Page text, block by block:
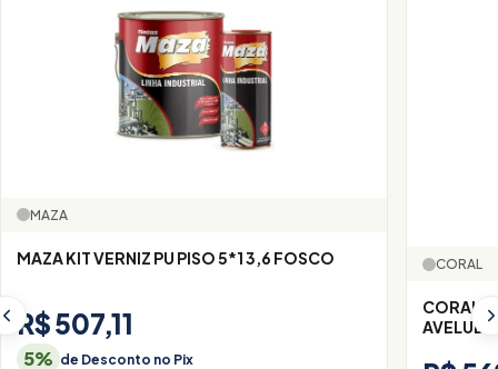
MAZA
MAZA KIT VERNIZ PU PISO 5*1 3,6 FOSCO
R$ 507,11
5% de Desconto no Pix
CORAL
CORAL